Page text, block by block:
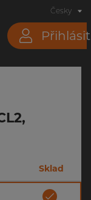
Přihlásit
Česky
Sklad